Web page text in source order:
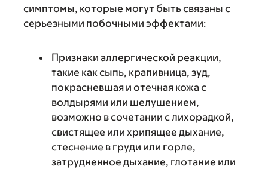
симптомы, которые могут быть связаны с
серьезными побочными эффектами:
Признаки аллергической реакции,
такие как сыпь, крапивница, зуд,
покрасневшая и отечная кожа с
волдырями или шелушением,
возможно в сочетании с лихорадкой,
свистящее или хрипящее дыхание,
стеснение в груди или горле,
затрудненное дыхание, глотание или